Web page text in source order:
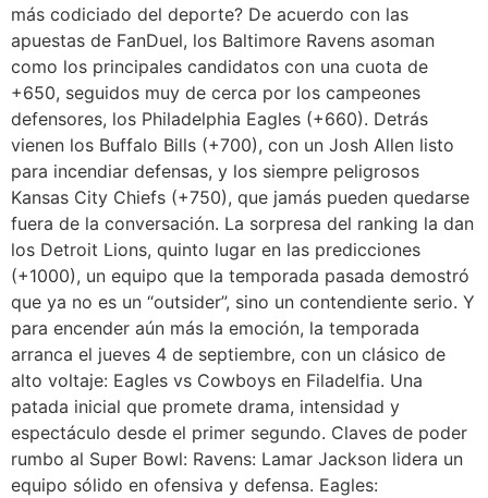
más codiciado del deporte? De acuerdo con las
apuestas de FanDuel, los Baltimore Ravens asoman
como los principales candidatos con una cuota de
+650, seguidos muy de cerca por los campeones
defensores, los Philadelphia Eagles (+660). Detrás
vienen los Buffalo Bills (+700), con un Josh Allen listo
para incendiar defensas, y los siempre peligrosos
Kansas City Chiefs (+750), que jamás pueden quedarse
fuera de la conversación. La sorpresa del ranking la dan
los Detroit Lions, quinto lugar en las predicciones
(+1000), un equipo que la temporada pasada demostró
que ya no es un “outsider”, sino un contendiente serio. Y
para encender aún más la emoción, la temporada
arranca el jueves 4 de septiembre, con un clásico de
alto voltaje: Eagles vs Cowboys en Filadelfia. Una
patada inicial que promete drama, intensidad y
espectáculo desde el primer segundo. Claves de poder
rumbo al Super Bowl: Ravens: Lamar Jackson lidera un
equipo sólido en ofensiva y defensa. Eagles: